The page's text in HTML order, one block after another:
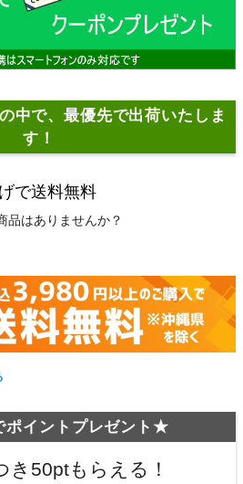
中で、最優先で出荷いたしま
す！
で送料無料
品はありませんか？
ポイントプレゼント★
50ptもらえる！